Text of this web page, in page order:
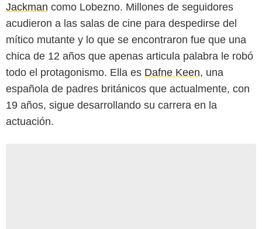
Jackman como Lobezno. Millones de seguidores
acudieron a las salas de cine para despedirse del
mítico mutante y lo que se encontraron fue que una
chica de 12 años que apenas articula palabra le robó
todo el protagonismo. Ella es Dafne Keen, una
española de padres británicos que actualmente, con
19 años, sigue desarrollando su carrera en la
actuación.